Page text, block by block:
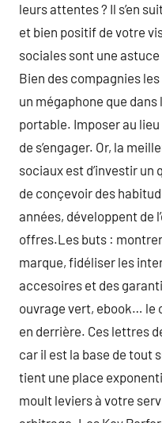
leurs attentes ? Il s’en
et bien positif de votre
sociales sont une
Bien des compagnies
un mégaphone que
portable. Imposer au
de s’engager. Or, la
sociaux est d’investir un
de conçevoir des
années, développent de
offres.Les buts :
marque, fidéliser les
accesoires et des
ouvrage vert, ebook… le
en derrière. Ces lettres
car il est la base de tout
tient une place
moult leviers à votre